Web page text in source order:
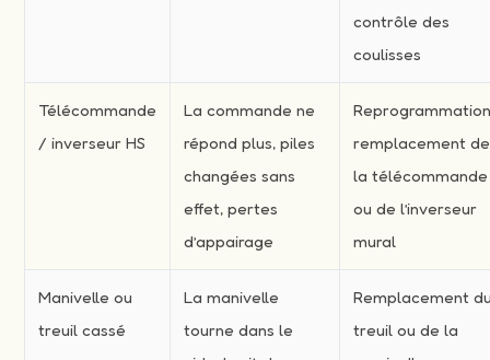
contrôle des
coulisses
Télécommande
/ inverseur HS
La commande ne
répond plus, piles
changées sans
effet, pertes
d’appairage
remplacement de
la télécommande
ou de l’inverseur
mural
Manivelle ou
treuil cassé
La manivelle
tourne dans le
Remplacement
treuil ou de la